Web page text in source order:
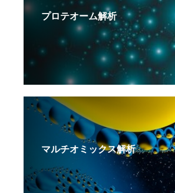
プロテオーム解析
マルチオミックス解析